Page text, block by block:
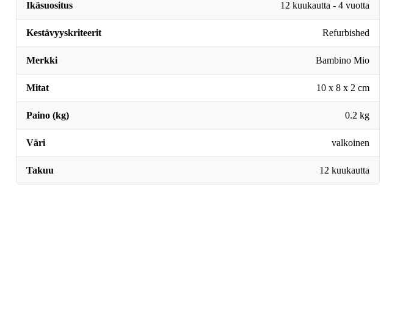
Ikäsuositus 12 kuukautta - 4 vuotta
Kestävyyskriteerit Refurbished
Merkki Bambino Mio
Mitat 10 x 8 x 2 cm
Paino (kg) 0.2 kg
Väri valkoinen
Takuu 12 kuukautta